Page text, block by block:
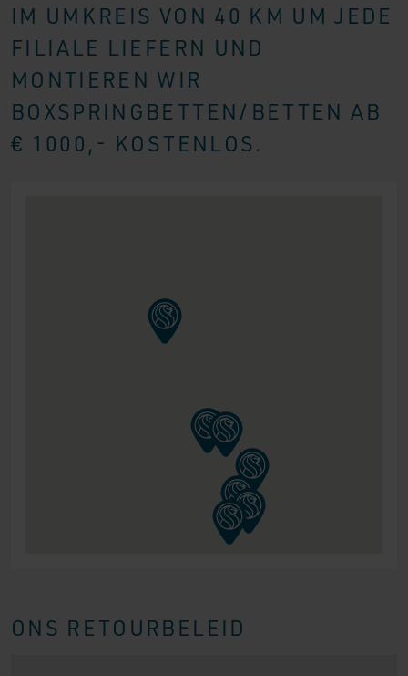
IM UMKREIS VON 40 KM UM JEDE
FILIALE LIEFERN UND
MONTIEREN WIR
BOXSPRINGBETTEN/BETTEN AB
€ 1000,- KOSTENLOS.
ONS RETOURBELEID